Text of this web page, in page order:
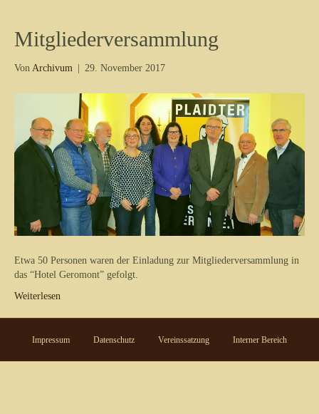
Mitgliederversammlung
Von Archivum 29. November 2017
Etwa 50 Personen waren der Einladung zur Mitgliederversammlung in
das “Hotel Geromont” gefolgt.
Weiterlesen
Impressum Datenschutz Vereinssatzung Interner Bereich